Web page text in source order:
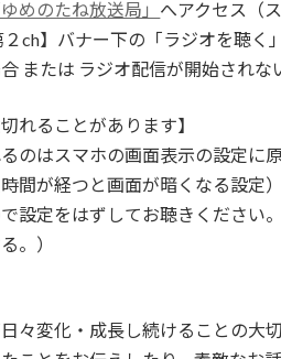
ゆめのたね放送局」 へアクセス（
ch】バナー下の「ラジオを聴く
または ラジオ配信が開始されな
れることがあります】
のはスマホの画面表示の設定に
間が経つと画面が暗くなる設定
設定をはずしてお聴きください
。）
々変化・成長し続けることの大